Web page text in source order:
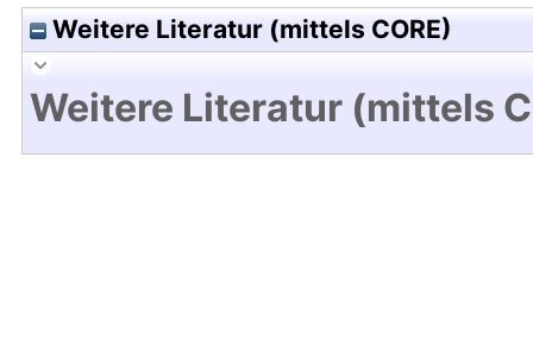
Weitere Literatur (mittels CORE)
Weitere Literatur (mittels